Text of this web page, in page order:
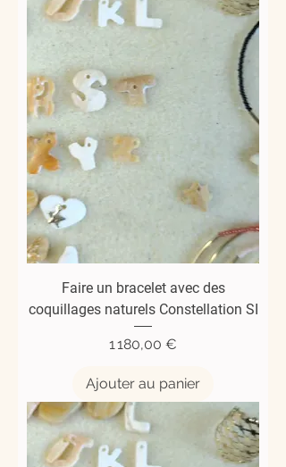
Faire un bracelet avec des
coquillages naturels Constellation SI
Prix
1 180,00 €
Ajouter au panier